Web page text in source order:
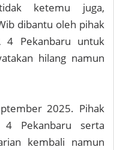
ketemu juga,
dibantu oleh pihak
4 Pekanbaru untuk
hilang namun
2025. Pihak
4 Pekanbaru serta
kembali namun